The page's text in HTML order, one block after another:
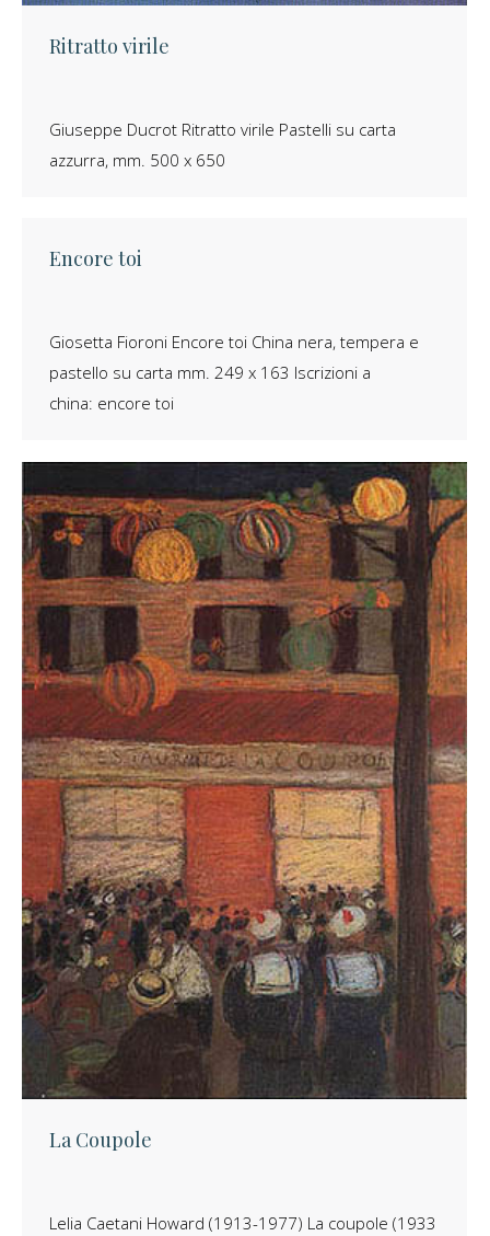
Ritratto virile
Giuseppe Ducrot Ritratto virile Pastelli su carta
azzurra, mm. 500 x 650
Encore toi
Giosetta Fioroni Encore toi China nera, tempera e
pastello su carta mm. 249 x 163 Iscrizioni a
china: encore toi
La Coupole
Lelia Caetani Howard (1913-1977) La coupole (1933